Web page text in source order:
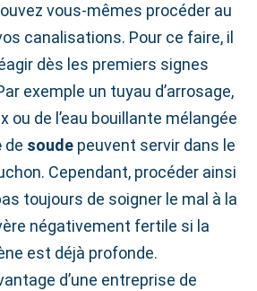
vous-mêmes procéder au
canalisations. Pour ce faire, il
dès les premiers signes
exemple un tuyau d’arrosage,
ou de l’eau bouillante mélangée
de soudepeuvent servir dans le
Cependant, procéder ainsi
toujours de soigner le mal à la
négativement fertile si la
est déjà profonde.
d’une entreprise de